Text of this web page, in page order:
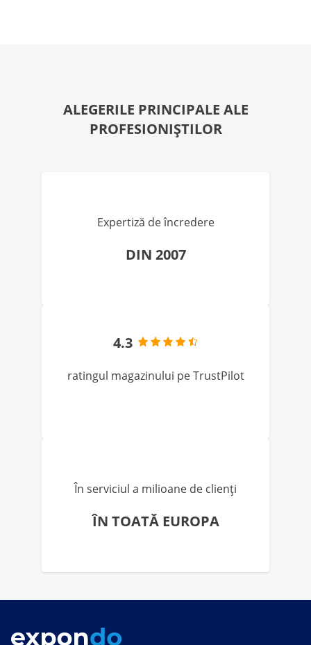
ALEGERILE PRINCIPALE ALE
PROFESIONIȘTILOR
Expertiză de încredere
DIN 2007
4.3
ratingul magazinului pe TrustPilot
În serviciul a milioane de clienți
ÎN TOATĂ EUROPA